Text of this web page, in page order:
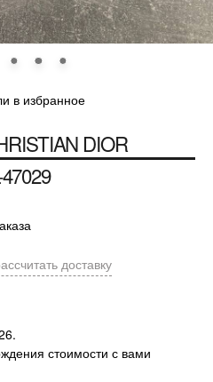
в избранное
DIOR
доставку
стоимости с вами